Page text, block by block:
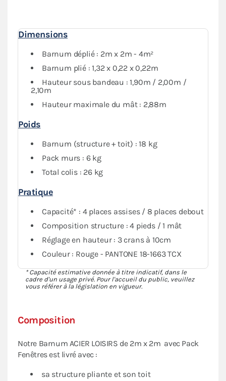
conservant de la visibilité grâce au PVC transparent.
Composition
Notre Barnum ACIER LOISIRS de 2m x 2m avec Pack
Fenêtres est livré avec :
sa structure pliante et son toit
Dimensions
Barnum déplié : 2m x 2m - 4m²
Barnum plié : 1,32 x 0,22 x 0,22m
Hauteur sous bandeau : 1,90m / 2,00m /
2,10m
Hauteur maximale du mât : 2,88m
Poids
Barnum (structure + toit) : 18 kg
Pack murs : 6 kg
Total colis : 26 kg
Pratique
Capacité* : 4 places assises / 8 places debout
Composition structure : 4 pieds / 1 mât
Réglage en hauteur : 3 crans à 10cm
Couleur : Rouge - PANTONE 18-1663 TCX
* Capacité estimative donnée à titre indicatif, dans le
cadre d'un usage privé. Pour l'accueil du public, veuillez
vous référer à la législation en vigueur.